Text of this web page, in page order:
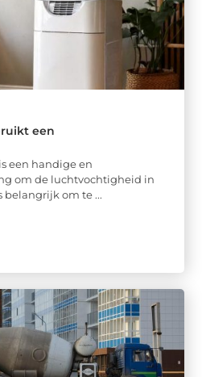
een
een handige en
om de luchtvochtigheid in
belangrijk om te ...